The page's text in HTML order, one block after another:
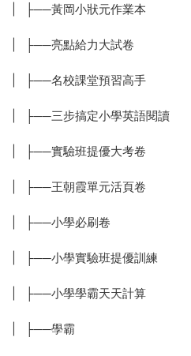
| ├──黃岡小狀元作業本
| ├──亮點給力大試卷
| ├──名校課堂預習高手
| ├──三步搞定小學英語閱讀
| ├──實驗班提優大考卷
| ├──王朝霞單元活頁卷
| ├──小學必刷卷
| ├──小學實驗班提優訓練
| ├──小學學霸天天計算
| ├──學霸